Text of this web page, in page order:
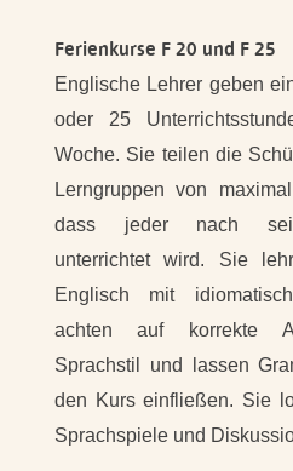
Ferienkurse F 20 und F 25
Englische Lehrer geben
oder 25
Woche. Sie teilen die
Lerngruppen von
dass jeder nach
unterrichtet wird. Sie
Englisch mit
achten auf korrekte
Sprachstil und lassen
den Kurs einfließen. Sie
Sprachspiele und